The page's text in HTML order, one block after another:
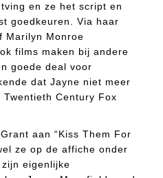
en ze het script en
goedkeuren. Via haar
Marilyn Monroe
films maken bij andere
goede deal voor
dat Jayne niet meer
Century Fox
aan “Kiss Them For
ze op de affiche onder
eigenlijke